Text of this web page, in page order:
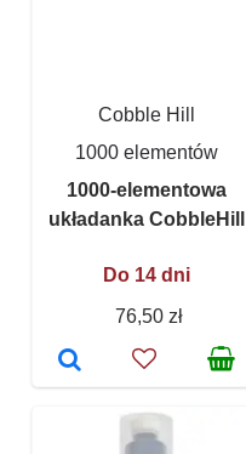
Cobble Hill
1000 elementów
1000-elementowa
układanka CobbleHill
Do 14 dni
76,50 zł